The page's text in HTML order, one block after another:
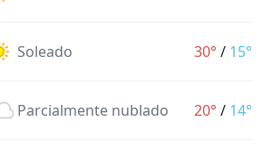
Soleado 30° / 15°
Parcialmente nublado 20° / 14°